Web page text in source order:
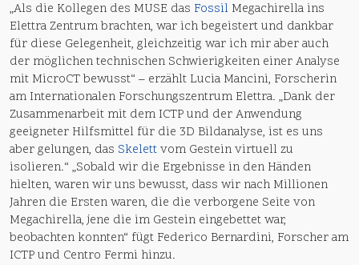
„Als die Kollegen des MUSE das Fossil Megachirella ins
Elettra Zentrum brachten, war ich begeistert und dankbar
für diese Gelegenheit, gleichzeitig war ich mir aber auch
der möglichen technischen Schwierigkeiten einer Analyse
mit MicroCT bewusst“ – erzählt Lucia Mancini, Forscherin
am Internationalen Forschungszentrum Elettra. „Dank der
Zusammenarbeit mit dem ICTP und der Anwendung
geeigneter Hilfsmittel für die 3D Bildanalyse, ist es uns
aber gelungen, das Skelettvom Gestein virtuell zu
isolieren.“ „Sobald wir die Ergebnisse in den Händen
hielten, waren wir uns bewusst, dass wir nach Millionen
Jahren die Ersten waren, die die verborgene Seite von
Megachirella, jene die im Gestein eingebettet war,
beobachten konnten“ fügt Federico Bernardini, Forscher am
ICTP und Centro Fermi hinzu.